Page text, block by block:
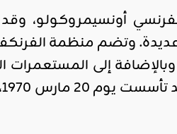
لها صفة مراقب. وبالإضافة إلى